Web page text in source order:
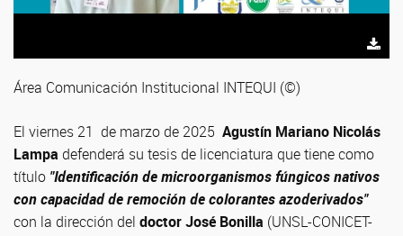
Área Comunicación Institucional INTEQUI (©)
El viernes 21 de marzo de 2025 Agustín Mariano Nicolás
Lampa defenderá su tesis de licenciatura que tiene como
título "Identificación de microorganismos fúngicos nativos
con capacidad de remoción de colorantes azoderivados"
con la dirección del doctor José Bonilla (UNSL-CONICET-